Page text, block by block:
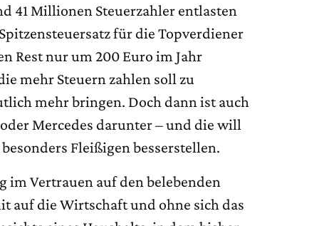
41 Millionen Steuerzahler entlasten
für die Topverdiener
Rest nur um 200 Euro im Jahr
mehr Steuern zahlen soll zu
mehr bringen. Doch dann ist auch
Mercedes darunter – und die will
Fleißigen besserstellen.
im Vertrauen auf den belebenden
auf die Wirtschaft und ohne sich das